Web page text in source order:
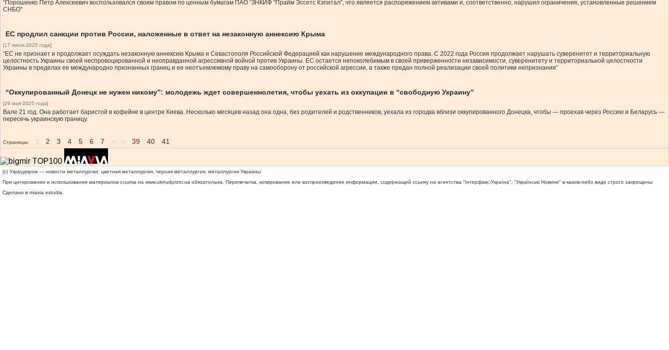
“Порошенко Петр Алексеевич воспользовался своим правом по ценным бумагам ПАО “ЗНКИФ “Прайм Эссетс Кэпитал”, что является распоряжением активами и, соответственно, нарушил ограничения, установленные решением
СНБО”
ЕС продлил санкции против России, наложенные в ответ на незаконную аннексию Крыма
[17 июня 2025 года]
“ЕС не признает и продолжает осуждать незаконную аннексию Крыма и Севастополя Российской Федерацией как нарушение международного права. С 2022 года Россия продолжает нарушать суверенитет и территориальную
целостность Украины своей неспровоцированной и неоправданной агрессивной войной против Украины. ЕС остается непоколебимым в своей приверженности независимости, суверенитету и территориальной целостности
Украины в пределах ее международно признанных границ и ее неотъемлемому праву на самооборону от российской агрессии, а также предан полной реализации своей политики непризнания”
“Оккупированный Донецк не нужен никому”: молодежь ждет совершеннолетия, чтобы уехать из оккупации в “свободную Украину”
[29 мая 2025 года]
Вале 21 год. Она работает баристой в кофейне в центре Киева. Несколько месяцев назад она одна, без родителей и родственников, уехала из городка вблизи оккупированного Донецка, чтобы — проехав через Россию и Беларусь —
пересечь украинскую границу.
Страницы: 1 2 3 4 5 6 7 <...> 39 40 41
(c) Укррудпром — новости металлургии: цветная металлургия, черная металлургия, металлургия Украины
При цитировании и использовании материалов ссылка на www.ukrrudprom.ua обязательна. Перепечатка, копирование или воспроизведение информации, содержащей ссылку на агентства "Iнтерфакс-Україна", "Українськi Новини" в каком-либо виде строго запрещены
Сделано в miavia estudia.